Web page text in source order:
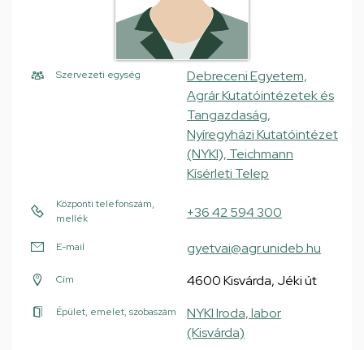
Szervezeti egység
Debreceni Egyetem,
Agrár Kutatóintézetek és
Tangazdaság,
Nyíregyházi Kutatóintézet
(NYKI), Teichmann
Kísérleti Telep
Központi telefonszám,
mellék
+36 42 594 300
E-mail gyetvai@agr.unideb.hu
Cím 4600 Kisvárda, Jéki út
Épület, emelet, szobaszám
NYKI Iroda, labor
(Kisvárda)